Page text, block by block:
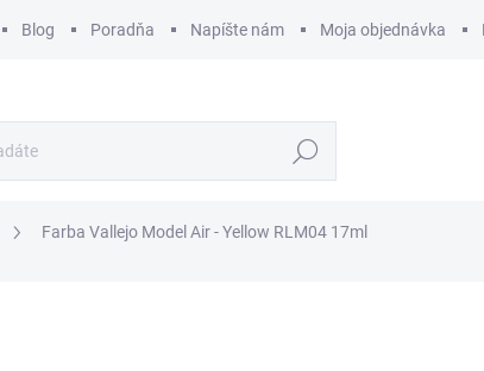
Blog Poradňa Napíšte nám Moja objednávka
Hľadať
Farba Vallejo Model Air - Yellow RLM04 17ml